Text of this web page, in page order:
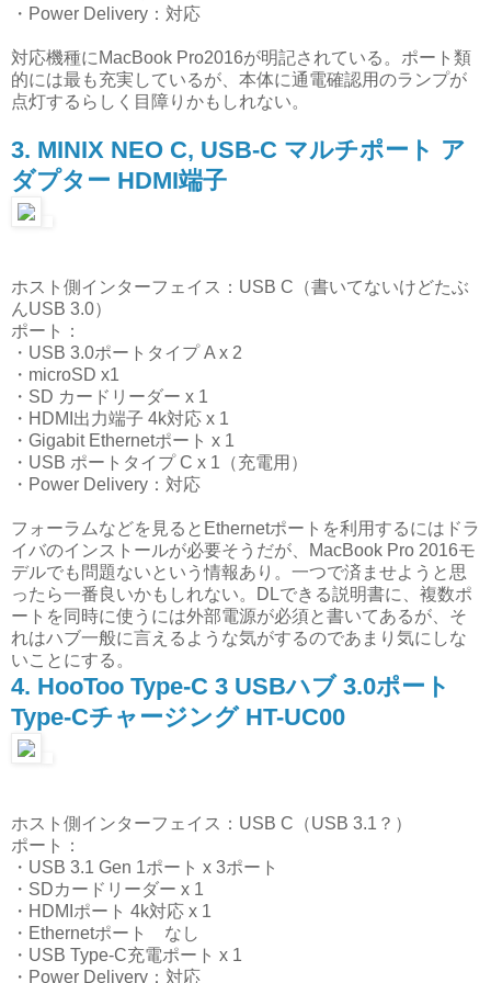
・Power Delivery：対応
対応機種にMacBook Pro2016が明記されている。ポート類
的には最も充実しているが、本体に通電確認用のランプが
点灯するらしく目障りかもしれない。
3. MINIX NEO C, USB-C マルチポート ア
ダプター HDMI端子
ホスト側インターフェイス：USB C（書いてないけどたぶ
んUSB 3.0）
ポート：
・USB 3.0ポートタイプ A x 2
・microSD x1
・SD カードリーダー x 1
・HDMI出力端子 4k対応 x 1
・Gigabit Ethernetポート x 1
・USB ポートタイプ C x 1（充電用）
・Power Delivery：対応
フォーラムなどを見るとEthernetポートを利用するにはドラ
イバのインストールが必要そうだが、MacBook Pro 2016モ
デルでも問題ないという情報あり。一つで済ませようと思
ったら一番良いかもしれない。DLできる説明書に、複数ポ
ートを同時に使うには外部電源が必須と書いてあるが、そ
れはハブ一般に言えるような気がするのであまり気にしな
いことにする。
4. HooToo Type-C 3 USBハブ 3.0ポート
Type-Cチャージング HT-UC00
ホスト側インターフェイス：USB C（USB 3.1？）
ポート：
・USB 3.1 Gen 1ポート x 3ポート
・SDカードリーダー x 1
・HDMIポート 4k対応 x 1
・Ethernetポート なし
・USB Type-C充電ポート x 1
・Power Delivery：対応